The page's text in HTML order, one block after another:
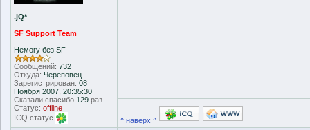
.jQ*
SF Support Team
Немогу без SF
Сообщений: 732
Откуда: Череповец
Зарегистрирован: 08
Ноября 2007, 20:35:30
Сказали спасибо 129 раз
Статус: offline
ICQ статус
^ наверх ^